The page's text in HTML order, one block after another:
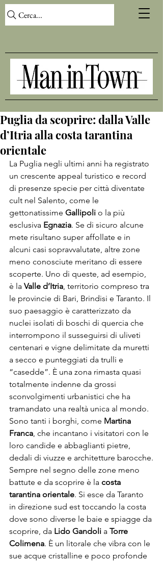
Cerca...
Puglia da scoprire: dalla Valle
d’Itria alla costa tarantina
orientale
La Puglia negli ultimi anni ha registrato
un crescente appeal turistico e record
di presenze specie per città diventate
cult nel Salento, come le
gettonatissime Gallipoli o la più
esclusiva Egnazia. Se di sicuro alcune
mete risultano super affollate e in
alcuni casi sopravvalutate, altre zone
meno conosciute meritano di essere
scoperte. Uno di queste, ad esempio,
è la Valle d’Itria, territorio compreso tra
le provincie di Bari, Brindisi e Taranto. Il
suo paesaggio è caratterizzato da
nuclei isolati di boschi di quercia che
interrompono il susseguirsi di uliveti
centenari e vigne delimitate da muretti
a secco e punteggiati da trulli e
“casedde”. È una zona rimasta quasi
totalmente indenne da grossi
sconvolgimenti urbanistici che ha
tramandato una realtà unica al mondo.
Sono tanti i borghi, come Martina
Franca, che incantano i visitatori con le
loro candide e abbaglianti pietre,
dedali di viuzze e architetture barocche.
Sempre nel segno delle zone meno
battute e da scoprire è la costa
tarantina orientale. Si esce da Taranto
in direzione sud est toccando la costa
dove sono diverse le baie e spiagge da
scoprire, da Lido Gandoli a Torre
Colimena. È un litorale che vibra con le
sue acque cristalline e poco profonde